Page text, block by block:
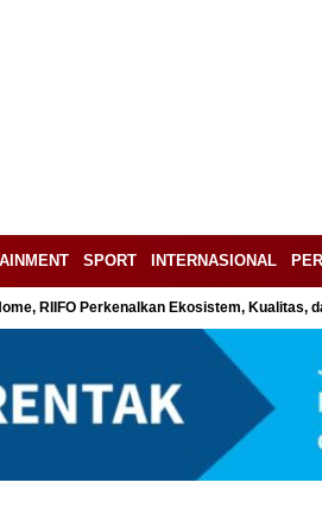
SPORT INTERNASIONAL
RIIFO Perkenalkan Ekosistem, Kualitas,